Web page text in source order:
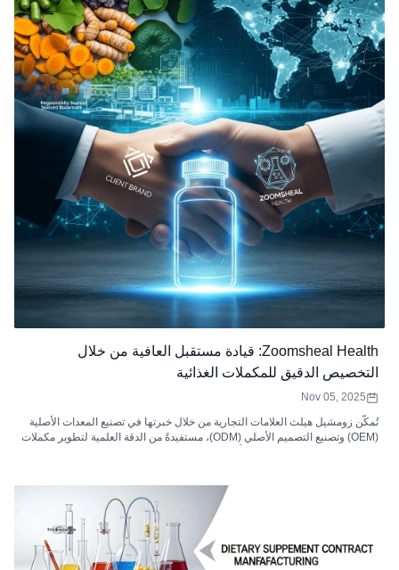
Zoomsheal Health: قيادة مستقبل العافية من خلال
التخصيص الدقيق للمكملات الغذائية
Nov 05, 2025
تُمكّن زومشيل هيلث العلامات التجارية من خلال خبرتها في تصنيع المعدات الأصلية
(OEM) وتصنيع التصميم الأصلي (ODM)، مستفيدةً من الدقة العلمية لتطوير مكملات